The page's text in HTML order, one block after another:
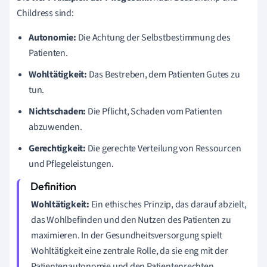
Childress sind:
Autonomie: Die Achtung der Selbstbestimmung des
Patienten.
Wohltätigkeit: Das Bestreben, dem Patienten Gutes zu
tun.
Nichtschaden: Die Pflicht, Schaden vom Patienten
abzuwenden.
Gerechtigkeit: Die gerechte Verteilung von Ressourcen
und Pflegeleistungen.
Wohltätigkeit: Ein ethisches Prinzip, das darauf abzielt,
das Wohlbefinden und den Nutzen des Patienten zu
maximieren. In der Gesundheitsversorgung spielt
Wohltätigkeit eine zentrale Rolle, da sie eng mit der